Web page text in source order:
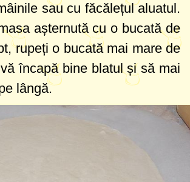
sau cu făcălețul aluatul.
așternută cu o bucată de
rupeți o bucată mai mare de
încapă bine blatul și să mai
lângă.